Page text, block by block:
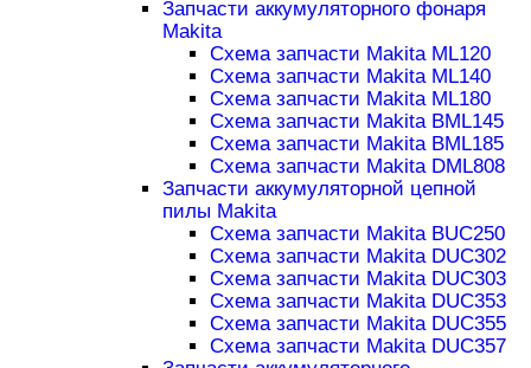
Запчасти аккумуляторного фонаря
Makita
Схема запчасти Makita ML120
Схема запчасти Makita ML140
Схема запчасти Makita ML180
Схема запчасти Makita BML145
Схема запчасти Makita BML185
Схема запчасти Makita DML808
Запчасти аккумуляторной цепной
пилы Makita
Схема запчасти Makita BUC250
Схема запчасти Makita DUC302
Схема запчасти Makita DUC303
Схема запчасти Makita DUC353
Схема запчасти Makita DUC355
Схема запчасти Makita DUC357